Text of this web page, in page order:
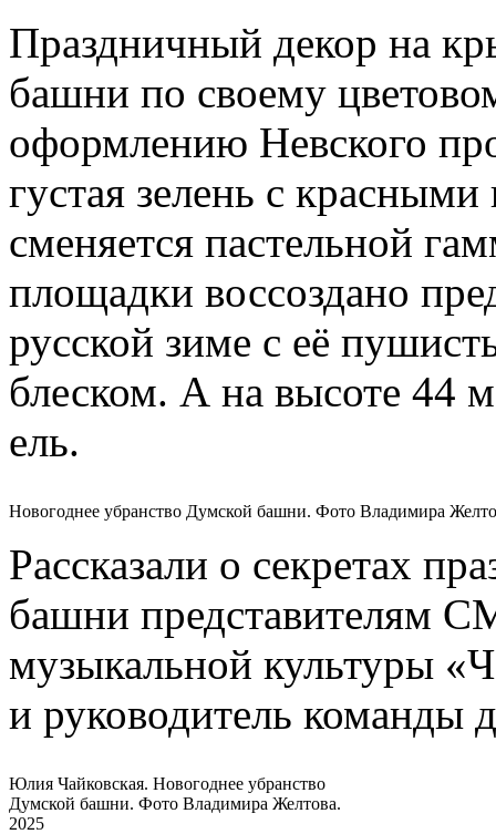
Праздничный декор на
башни по своему
оформлению Невского
густая зелень с
сменяется пастельной
площадки воссоздано
русской зиме с её
блеском. А на высоте 44
ель.
Новогоднее убранство Думской башни. Фото Владимира
Рассказали о секретах
башни представителям
музыкальной культуры
и руководитель команды
Юлия Чайковская. Новогоднее убранство
Думской башни. Фото Владимира Желтова.
2025